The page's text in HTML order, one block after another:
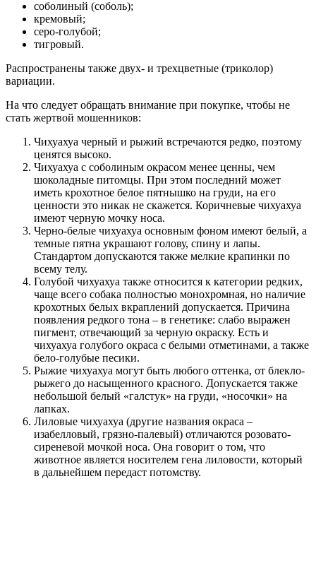
соболиный (соболь);
кремовый;
серо-голубой;
тигровый.
Распространены также двух- и трехцветные (триколор)
вариации.
На что следует обращать внимание при покупке, чтобы не
стать жертвой мошенников:
Чихуахуа черный и рыжий встречаются редко, поэтому
ценятся высоко.
Чихуахуа с соболиным окрасом менее ценны, чем
шоколадные питомцы. При этом последний может
иметь крохотное белое пятнышко на груди, на его
ценности это никак не скажется. Коричневые чихуахуа
имеют черную мочку носа.
Черно-белые чихуахуа основным фоном имеют белый, а
темные пятна украшают голову, спину и лапы.
Стандартом допускаются также мелкие крапинки по
всему телу.
Голубой чихуахуа также относится к категории редких,
чаще всего собака полностью монохромная, но наличие
крохотных белых вкраплений допускается. Причина
появления редкого тона – в генетике: слабо выражен
пигмент, отвечающий за черную окраску. Есть и
чихуахуа голубого окраса с белыми отметинами, а также
бело-голубые песики.
Рыжие чихуахуа могут быть любого оттенка, от блекло-
рыжего до насыщенного красного. Допускается также
небольшой белый «галстук» на груди, «носочки» на
лапках.
Лиловые чихуахуа (другие названия окраса –
изабелловый, грязно-палевый) отличаются розовато-
сиреневой мочкой носа. Она говорит о том, что
животное является носителем гена лиловости, который
в дальнейшем передаст потомству.